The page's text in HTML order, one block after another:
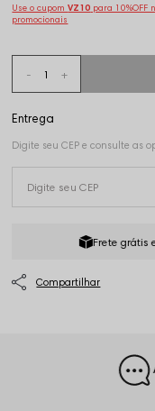
Use o cupomVZ10 para
promocionais
Frete grátis